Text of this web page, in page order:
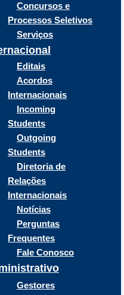
Concursos e
Processos Seletivos
Serviços
Editais
Acordos
Internacionais
Incoming
Students
Outgoing
Students
Diretoria de
Relações
Internacionais
Notícias
Perguntas
Frequentes
Fale Conosco
Gestores